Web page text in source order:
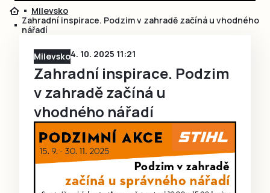
Milevsko
Zahradní inspirace. Podzim v zahradě začíná u vhodného
nářadí
Milevsko4. 10. 2025 11:21
Zahradní inspirace. Podzim
v zahradě začíná u
vhodného nářadí